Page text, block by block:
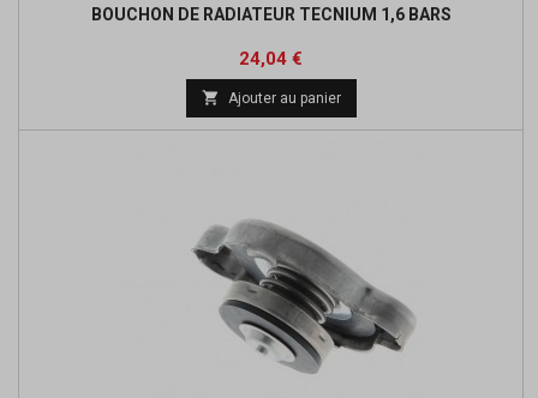
BOUCHON DE RADIATEUR TECNIUM 1,6 BARS
Prix
24,04 €
 Ajouter au panier